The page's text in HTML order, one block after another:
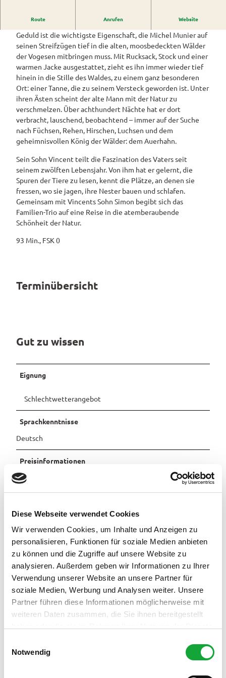
Diese Webseite verwendet Cookies
Wir verwenden Cookies, um Inhalte und Anzeigen zu
personalisieren, Funktionen für soziale Medien anbieten
zu können und die Zugriffe auf unsere Website zu
analysieren. Außerdem geben wir Informationen zu Ihrer
Verwendung unserer Website an unsere Partner für
soziale Medien, Werbung und Analysen weiter. Unsere
Partner führen diese Informationen möglicherweise mit
weiteren Daten zusammen, die Sie ihnen bereitgestellt
Notwendig
Wiefelstede
Wanderwege
Service
Alle
Theme
n
Radwa
nderkar
ten
Fahrrad
E-Bike-
Ladesta
tionen
ADFC
Routen
Alle Themen
Park der Gärten
Rhododendron
park Hobbie
Rhododendron
park Gristede
Rhododendronblüte
Landschaftsfenster
Tage
des
offenen
Gartens
Themen
Sehenswürdigkeiten
Freizeit
Alle
Theme
n
Wasser
aktivitä
ten
Familie
n- und
Kindera
ktivität
Hörstationen
Gesundheit
Regionale
Spezialitäten
Gastronomie
Veranstaltungen
& Führungen
Übersicht
Veranstaltungskalender
Führungen
STADTRADELN
Service
Alle
Themen
Prospektbestellung
Kartenbestellung
Barrierefrei
Reiserücktrittsversicherung
Anreise
Kontakt
Buchen
Alle
Themen
Unterkunftsübersicht
Hotels
Ferienwohnungen
Ferienhäuser
Camping
und
Route Anrufen Website
Dokumentarfilm-Monat vom 7.4 - 28.4.2027
Geduld ist die wichtigste Eigenschaft, die Michel Munier auf
seinen Streifzügen tief in die alten, moosbedeckten Wälder
der Vogesen mitbringen muss. Mit Rucksack, Stock und einer
warmen Jacke ausgestattet, zieht es ihn immer wieder tief
hinein in die Stille des Waldes, zu einem ganz besonderen
Ort: einer Tanne, die zu seinem Versteck geworden ist. Unter
ihren Ästen scheint der alte Mann mit der Natur zu
verschmelzen. Über achthundert Nächte hat er dort
verbracht, lauschend, beobachtend – immer auf der Suche
nach Füchsen, Rehen, Hirschen, Luchsen und dem
geheimnisvollen König der Wälder: dem Auerhahn.
Sein Sohn Vincent teilt die Faszination des Vaters seit
seinem zwölften Lebensjahr. Von ihm hat er gelernt, die
Spuren der Tiere zu lesen, kennt die Plätze, an denen sie
fressen, wo sie jagen, ihre Nester bauen und schlafen.
Gemeinsam mit Vincents Sohn Simon begibt sich das
Familien-Trio auf eine Reise in die atemberaubende
Schönheit der Natur.
93 Min., FSK 0
Terminübersicht
Gut zu wissen
Eignung
Schlechtwetterangebot
Sprachkenntnisse
Deutsch
Preisinformationen
Preise folgen..
Stadt Westerstede
Lizenz (Stammdaten)
Stadt Westerstede